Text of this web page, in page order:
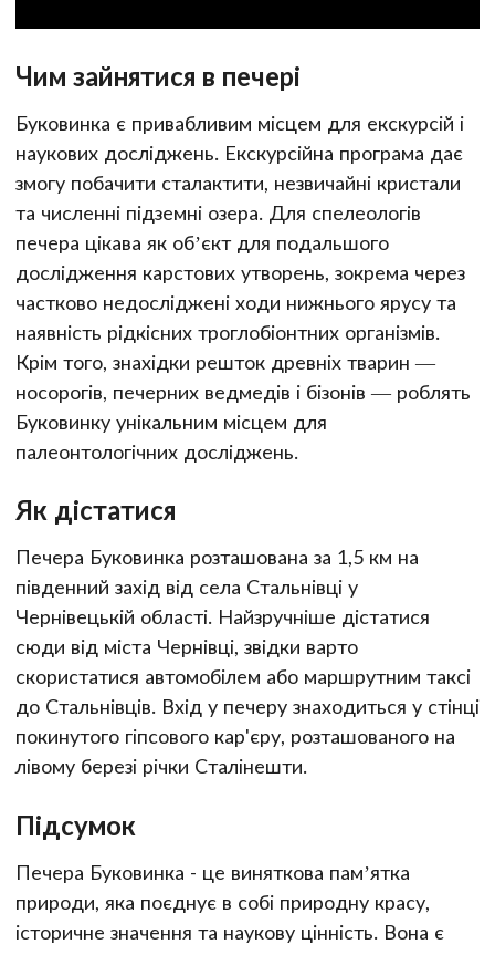
Чим зайнятися в печері
Буковинка є привабливим місцем для екскурсій і
наукових досліджень. Екскурсійна програма дає
змогу побачити сталактити, незвичайні кристали
та численні підземні озера. Для спелеологів
печера цікава як об’єкт для подальшого
дослідження карстових утворень, зокрема через
частково недосліджені ходи нижнього ярусу та
наявність рідкісних троглобіонтних організмів.
Крім того, знахідки решток древніх тварин —
носорогів, печерних ведмедів і бізонів — роблять
Буковинку унікальним місцем для
палеонтологічних досліджень.
Як дістатися
Печера Буковинка розташована за 1,5 км на
південний захід від села Стальнівці у
Чернівецькій області. Найзручніше дістатися
сюди від міста Чернівці, звідки варто
скористатися автомобілем або маршрутним таксі
до Стальнівців. Вхід у печеру знаходиться у стінці
покинутого гіпсового кар'єру, розташованого на
лівому березі річки Сталінешти.
Підсумок
Печера Буковинка - це виняткова пам’ятка
природи, яка поєднує в собі природну красу,
історичне значення та наукову цінність. Вона є